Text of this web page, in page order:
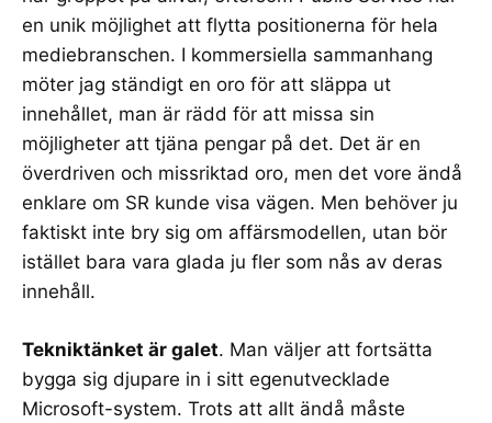
en unik möjlighet att flytta positionerna för hela
mediebranschen. I kommersiella sammanhang
möter jag ständigt en oro för att släppa ut
innehållet, man är rädd för att missa sin
möjligheter att tjäna pengar på det. Det är en
överdriven och missriktad oro, men det vore ändå
enklare om SR kunde visa vägen. Men behöver ju
faktiskt inte bry sig om affärsmodellen, utan bör
istället bara vara glada ju fler som nås av deras
innehåll.
Tekniktänket är galet. Man väljer att fortsätta
bygga sig djupare in i sitt egenutvecklade
Microsoft-system. Trots att allt ändå måste